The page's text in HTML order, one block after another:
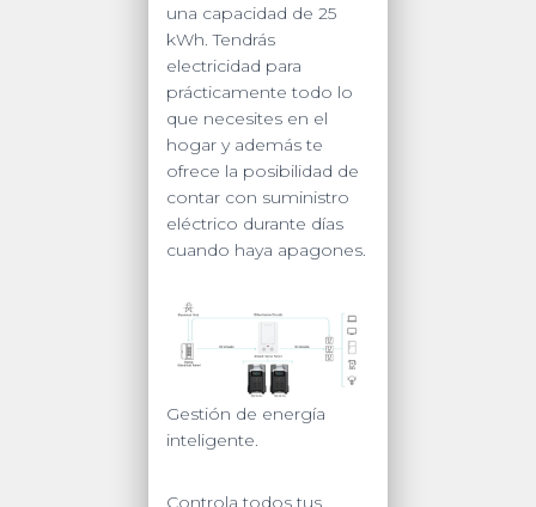
una capacidad de 25
kWh. Tendrás
electricidad para
prácticamente todo lo
que necesites en el
hogar y además te
ofrece la posibilidad de
contar con suministro
eléctrico durante días
cuando haya apagones.
Gestión de energía
inteligente.
Controla todos tus